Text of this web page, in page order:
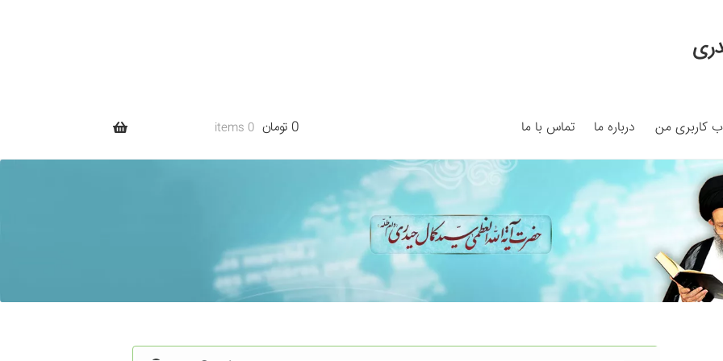
کاربری من درباره ما تماس با ما
My
Search Results
Shop برگه نمونه بلاگ پرداخت
سبد خرید قوانین و مقررات
0 تومان 0 items